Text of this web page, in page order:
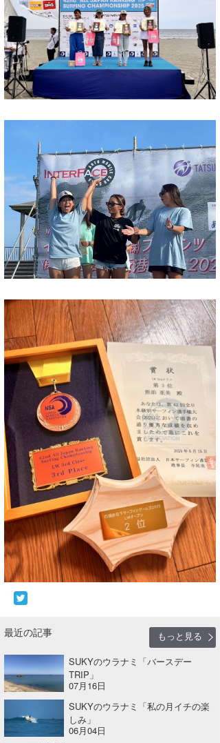
最近の記事
もっと見る
SUKYのウラナミ「バースデー
TRIP」
07月16日
SUKYのウラナミ「私の月イチの楽
しみ」
06月04日